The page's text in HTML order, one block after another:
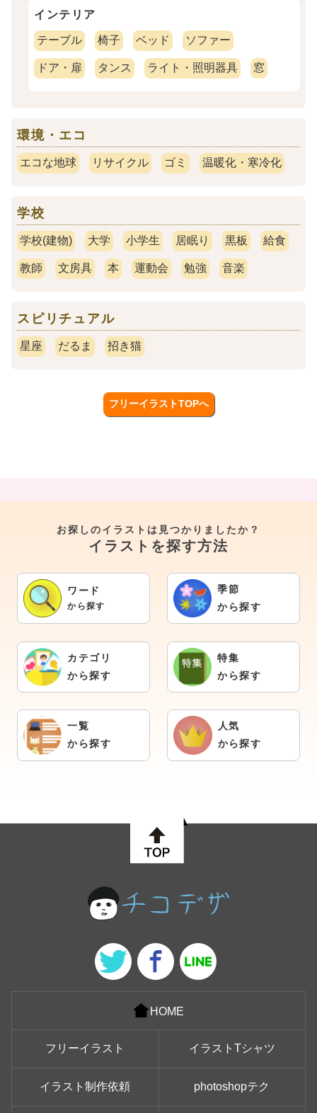
インテリア
テーブル 椅子 ベッド ソファー
ドア・扉 タンス ライト・照明器具 窓
環境・エコ
エコな地球 リサイクル ゴミ 温暖化・寒冷化
学校
学校(建物) 大学 小学生 居眠り 黒板 給食
教師 文房具 本 運動会 勉強 音楽
スピリチュアル
星座 だるま 招き猫
フリーイラストTOPへ
お探しのイラストは見つかりましたか？
イラストを探す方法
ワード
から探す
季節
から探す
カテゴリ
から探す
特集
から探す
一覧
から探す
人気
から探す
HOME
フリーイラスト イラストTシャツ
イラスト制作依頼 photoshopテク